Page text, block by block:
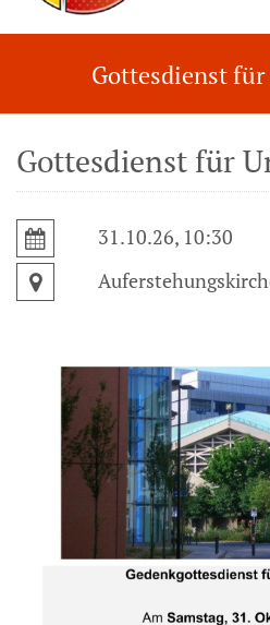
Gottesdienst für
Gottesdienst für
31.10.26, 10:30